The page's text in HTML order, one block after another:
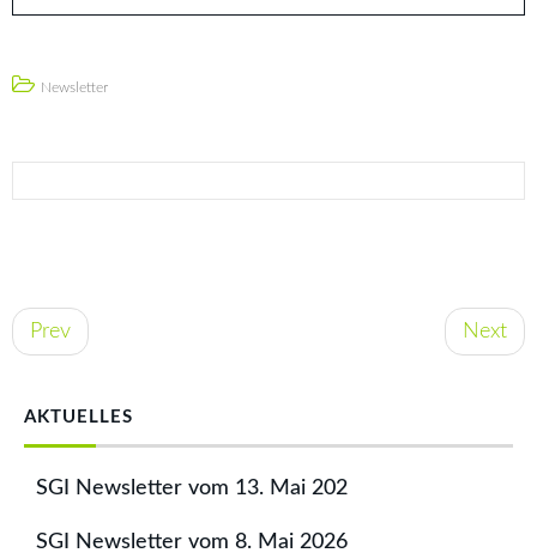
Newsletter
Post
navigation
Prev Next
AKTUELLES
SGI Newsletter vom 13. Mai 202
SGI Newsletter vom 8. Mai 2026